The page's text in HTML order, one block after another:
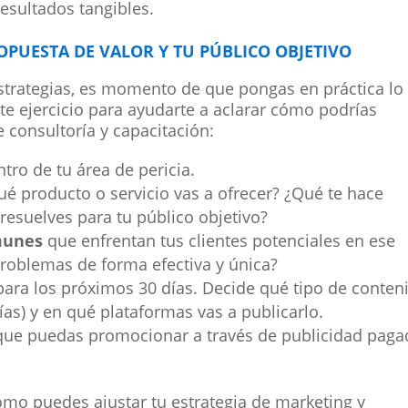
tangibles.
DE VALOR Y TU PÚBLICO OBJETIVO
es momento de que pongas en práctica lo
ejercicio para ayudarte a aclarar cómo podrías
consultoría y capacitación:
de tu área de pericia.
producto o servicio vas a ofrecer? ¿Qué te hace
para tu público objetivo?
que enfrentan tus clientes potenciales en ese
de forma efectiva y única?
los próximos 30 días. Decide qué tipo de
y en qué plataformas vas a publicarlo.
puedas promocionar a través de publicidad
puedes ajustar tu estrategia de marketing y